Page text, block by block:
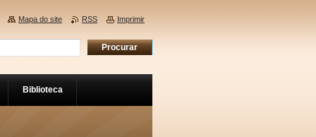
Biblioteca
Mapa do site RSS Imprimir